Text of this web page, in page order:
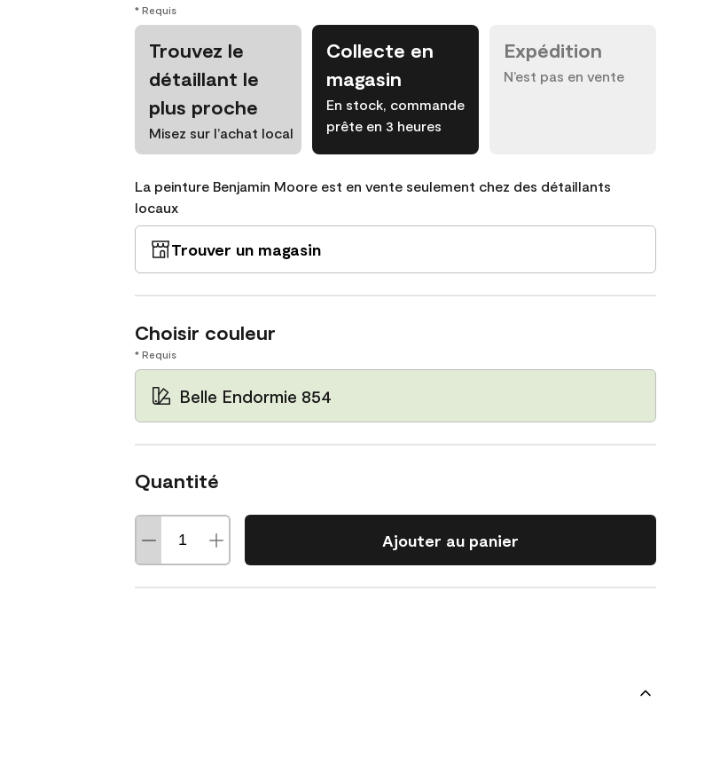
* Requis
Trouvez le
détaillant le
plus proche
Misez sur l’achat local
Collecte en
magasin
En stock, commande
prête en 3 heures
Expédition
N’est pas en vente
La peinture Benjamin Moore est en vente seulement chez des détaillants
locaux
Trouver un magasin
Choisir couleur
* Requis
Belle Endormie 854
Quantité
Ajouter au panier